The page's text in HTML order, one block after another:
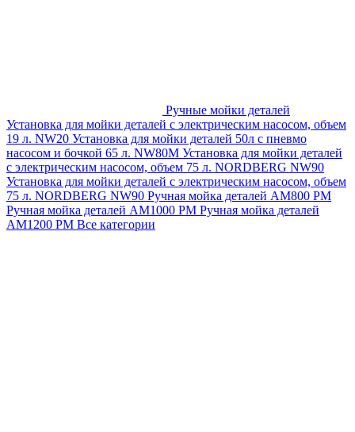
Ручные мойки деталей
Установка для мойки деталей с электрическим насосом, объем
19 л. NW20 Установка для мойки деталей 50л с пневмо
насосом и бочкой 65 л. NW80M Установка для мойки деталей
с электрическим насосом, объем 75 л. NORDBERG NW90
Установка для мойки деталей с электрическим насосом, объем
75 л. NORDBERG NW90 Ручная мойка деталей АМ800 РМ
Ручная мойка деталей АМ1000 РМ Ручная мойка деталей
АМ1200 РМ Все категории